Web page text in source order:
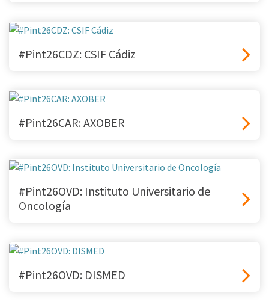
#Pint26CDZ: CSIF Cádiz
#Pint26CAR: AXOBER
#Pint26OVD: Instituto Universitario de
Oncología
#Pint26OVD: DISMED